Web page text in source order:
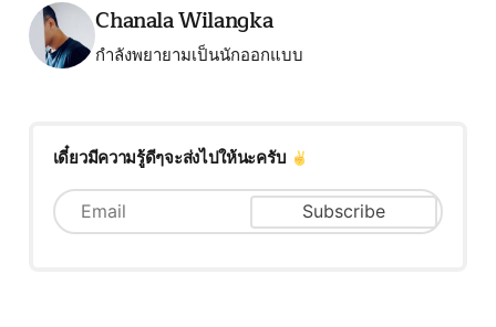
Posted by
Chanala Wilangka
กำลังพยายามเป็นนักออกแบบ
เดี๋ยวมีความรู้ดีๆจะส่งไปให้นะครับ